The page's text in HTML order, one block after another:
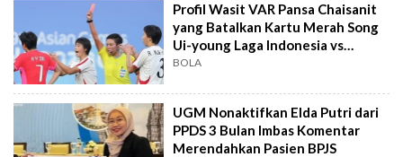
Profil Wasit VAR Pansa Chaisanit
yang Batalkan Kartu Merah Song
Ui-young Laga Indonesia vs
Singapura
BOLA
UGM Nonaktifkan Elda Putri dari
PPDS 3 Bulan Imbas Komentar
Merendahkan Pasien BPJS